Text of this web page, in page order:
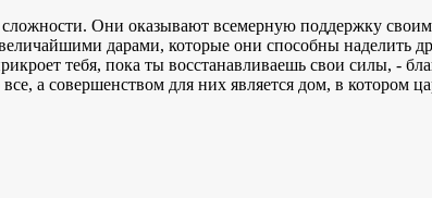
Они оказывают всемерную поддержку
дарами, которые они способны наделить
тебя, пока ты восстанавливаешь свои силы, -
а совершенством для них является дом, в котором